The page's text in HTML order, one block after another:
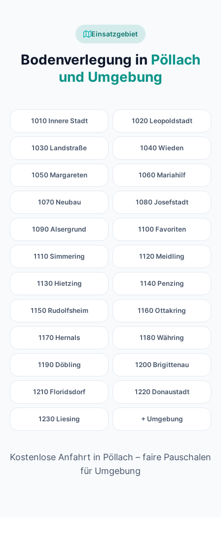
Einsatzgebiet
Bodenverlegung in Pöllach
und Umgebung
1010 Innere Stadt 1020 Leopoldstadt
1030 Landstraße 1040 Wieden
1050 Margareten 1060 Mariahilf
1070 Neubau 1080 Josefstadt
1090 Alsergrund 1100 Favoriten
1110 Simmering 1120 Meidling
1130 Hietzing 1140 Penzing
1150 Rudolfsheim 1160 Ottakring
1170 Hernals 1180 Währing
1190 Döbling 1200 Brigittenau
1210 Floridsdorf 1220 Donaustadt
1230 Liesing + Umgebung
Kostenlose Anfahrt in Pöllach – faire Pauschalen
für Umgebung